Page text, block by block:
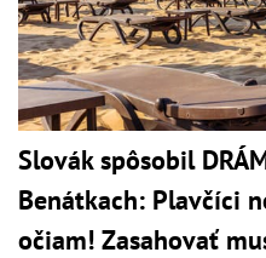
Slovák spôsobil
Benátkach: Plavčíci
očiam! Zasahovať